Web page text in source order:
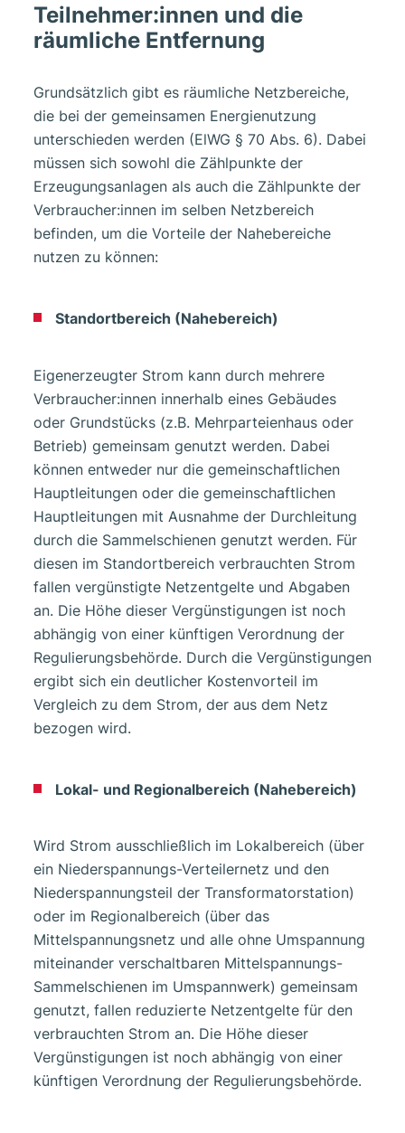
Teilnehmer:innen und die
räumliche Entfernung
Grundsätzlich gibt es räumliche Netzbereiche,
die bei der gemeinsamen Energienutzung
unterschieden werden (ElWG § 70 Abs. 6). Dabei
müssen sich sowohl die Zählpunkte der
Erzeugungsanlagen als auch die Zählpunkte der
Verbraucher:innen im selben Netzbereich
befinden, um die Vorteile der Nahebereiche
nutzen zu können:
Standortbereich (Nahebereich)
Eigenerzeugter Strom kann durch mehrere
Verbraucher:innen innerhalb eines Gebäudes
oder Grundstücks (z.B. Mehrparteienhaus oder
Betrieb) gemeinsam genutzt werden. Dabei
können entweder nur die gemeinschaftlichen
Hauptleitungen oder die gemeinschaftlichen
Hauptleitungen mit Ausnahme der Durchleitung
durch die Sammelschienen genutzt werden. Für
diesen im Standortbereich verbrauchten Strom
fallen vergünstigte Netzentgelte und Abgaben
an. Die Höhe dieser Vergünstigungen ist noch
abhängig von einer künftigen Verordnung der
Regulierungsbehörde. Durch die Vergünstigungen
ergibt sich ein deutlicher Kostenvorteil im
Vergleich zu dem Strom, der aus dem Netz
bezogen wird.
Lokal- und Regionalbereich (Nahebereich)
Wird Strom ausschließlich im Lokalbereich (über
ein Niederspannungs-Verteilernetz und den
Niederspannungsteil der Transformatorstation)
oder im Regionalbereich (über das
Mittelspannungsnetz und alle ohne Umspannung
miteinander verschaltbaren Mittelspannungs-
Sammelschienen im Umspannwerk) gemeinsam
genutzt, fallen reduzierte Netzentgelte für den
verbrauchten Strom an. Die Höhe dieser
Vergünstigungen ist noch abhängig von einer
künftigen Verordnung der Regulierungsbehörde.